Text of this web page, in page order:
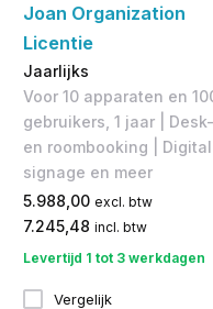
Joan Organization
Licentie
Jaarlijks
Voor 10 apparaten en
gebruikers, 1 jaar | Desk-
en roombooking | Digital
signage en meer
5.988,00 excl. btw
7.245,48 incl. btw
Levertijd 1 tot 3 werkdagen
Vergelijk